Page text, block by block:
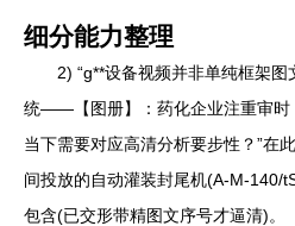
细分能力整理
2) “g**设备视频并非单纯框架
统——【图册】：药化企业注重审时
当下需要对应高清分析要步性？”在
间投放的自动灌装封尾机(A-M-140/
包含(已交形带精图文序号才逼清)。